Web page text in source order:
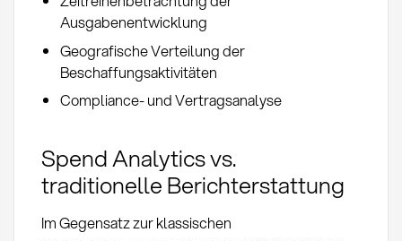
Ausgabenentwicklung
Geografische Verteilung der
Beschaffungsaktivitäten
Compliance- und Vertragsanalyse
Spend Analytics vs.
traditionelle Berichterstattung
Im Gegensatz zur klassischen